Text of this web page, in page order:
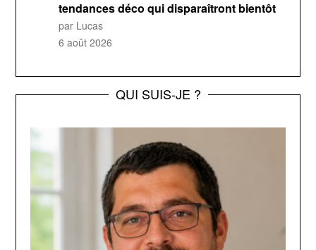
tendances déco qui disparaîtront bientôt
par Lucas
6 août 2026
QUI SUIS-JE ?